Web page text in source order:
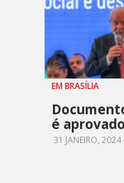
EM BRASÍLIA
é
31 JANEIRO,